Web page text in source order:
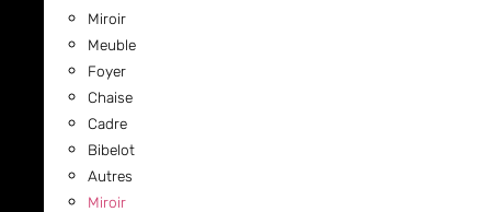
Miroir
Meuble
Foyer
Chaise
Cadre
Bibelot
Autres
Miroir